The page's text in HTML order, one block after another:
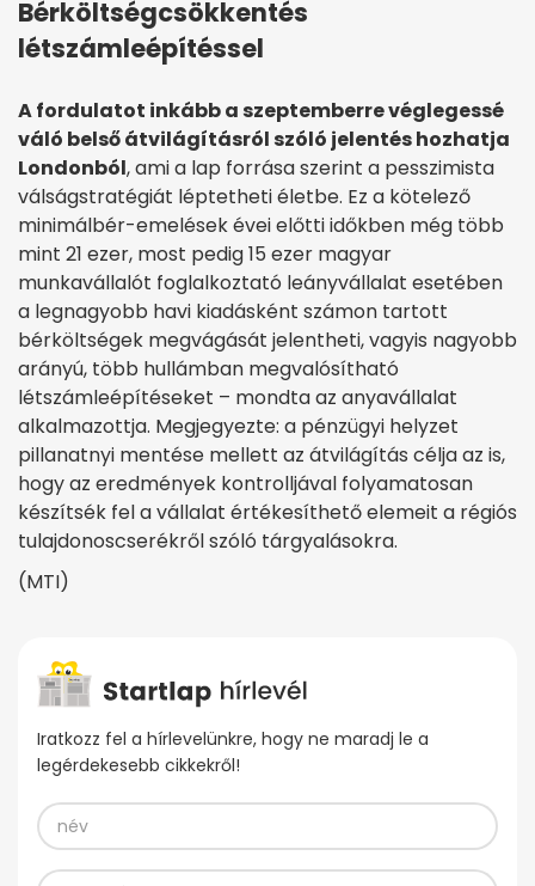
Bérköltségcsökkentés
létszámleépítéssel
A fordulatot inkább a szeptemberre véglegessé
váló belső átvilágításról szóló jelentés hozhatja
Londonból, ami a lap forrása szerint a pesszimista
válságstratégiát léptetheti életbe. Ez a kötelező
minimálbér-emelések évei előtti időkben még több
mint 21 ezer, most pedig 15 ezer magyar
munkavállalót foglalkoztató leányvállalat esetében
a legnagyobb havi kiadásként számon tartott
bérköltségek megvágását jelentheti, vagyis nagyobb
arányú, több hullámban megvalósítható
létszámleépítéseket – mondta az anyavállalat
alkalmazottja. Megjegyezte: a pénzügyi helyzet
pillanatnyi mentése mellett az átvilágítás célja az is,
hogy az eredmények kontrolljával folyamatosan
készítsék fel a vállalat értékesíthető elemeit a régiós
tulajdonoscserékről szóló tárgyalásokra.
(MTI)
Iratkozz fel a hírlevelünkre, hogy ne maradj le a
legérdekesebb cikkekről!